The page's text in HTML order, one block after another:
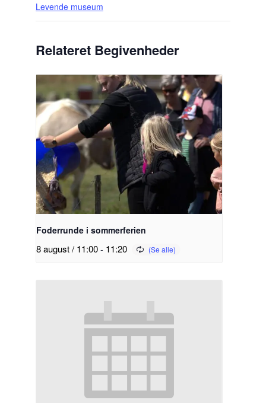
Levende museum
Relateret Begivenheder
Foderrunde i sommerferien
8 august / 11:00- 11:20